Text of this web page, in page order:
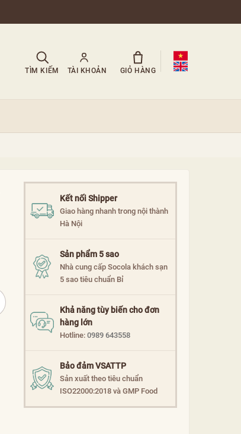
TÌM KIẾM TÀI KHOẢN GIỎ HÀNG
Kết nối Shipper
Giao hàng nhanh trong nội thành
Hà Nội
Sản phẩm 5 sao
Nhà cung cấp Socola khách sạn
5 sao tiêu chuẩn Bỉ
Khả năng tùy biến cho đơn
hàng lớn
Hotline: 0989 643558
Bảo đảm VSATTP
Sản xuất theo tiêu chuẩn
ISO22000:2018 và GMP Food